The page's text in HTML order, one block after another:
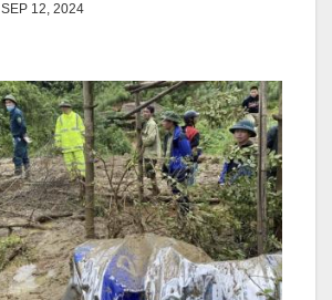
SEP 12, 2024